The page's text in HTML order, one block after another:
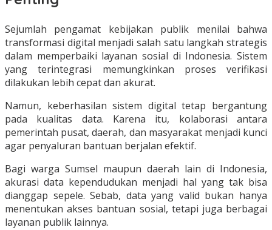
Sejumlah pengamat kebijakan publik menilai bahwa
transformasi digital menjadi salah satu langkah strategis
dalam memperbaiki layanan sosial di Indonesia. Sistem
yang terintegrasi memungkinkan proses verifikasi
dilakukan lebih cepat dan akurat.
Namun, keberhasilan sistem digital tetap bergantung
pada kualitas data. Karena itu, kolaborasi antara
pemerintah pusat, daerah, dan masyarakat menjadi kunci
agar penyaluran bantuan berjalan efektif.
Bagi warga Sumsel maupun daerah lain di Indonesia,
akurasi data kependudukan menjadi hal yang tak bisa
dianggap sepele. Sebab, data yang valid bukan hanya
menentukan akses bantuan sosial, tetapi juga berbagai
layanan publik lainnya.